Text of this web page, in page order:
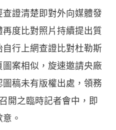
證清楚即對外向媒體發
度比對照片持續提出質
行上網查證比對杜勒斯
案相似，旋速邀請央廠
稿未有版權出處，領務
開之臨時記者會中，即
。